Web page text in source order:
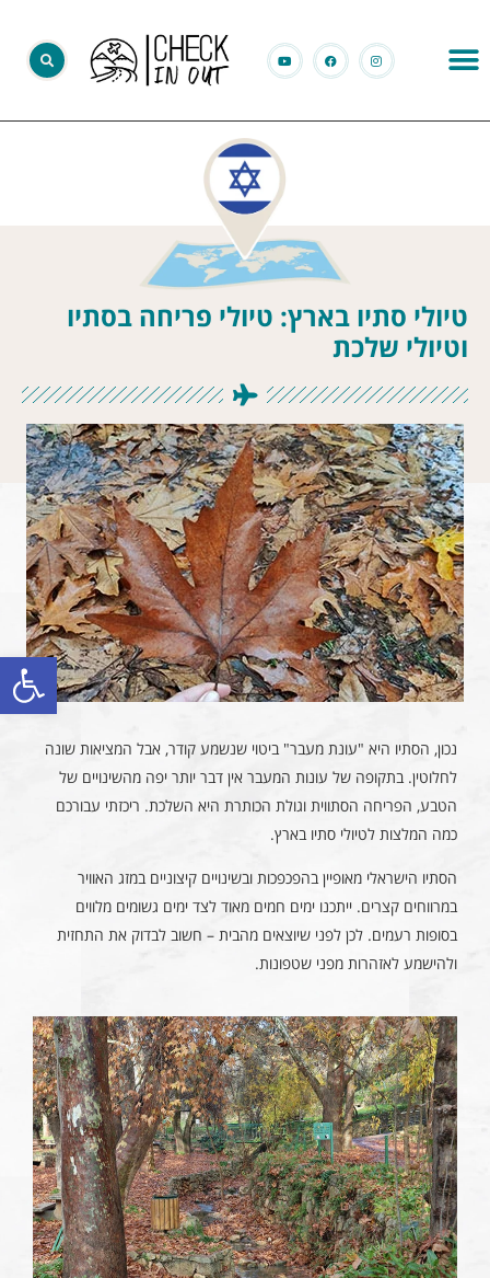
פתח
טיולי סתיו בארץ: טיולי פריחה בסתיו
וטיולי שלכת
נכון, הסתיו היא "עונת מעבר" ביטוי שנשמע קודר, אבל המציאות שונה
לחלוטין. בתקופה של עונות המעבר אין דבר יותר יפה מהשינויים של
הטבע, הפריחה הסתווית וגולת הכותרת היא השלכת. ריכזתי עבורכם
כמה המלצות לטיולי סתיו בארץ.
הסתיו הישראלי מאופיין בהפכפכות ובשינויים קיצוניים במזג האוויר
במרווחים קצרים. ייתכנו ימים חמים מאוד לצד ימים גשומים מלווים
בסופות רעמים. לכן לפני שיוצאים מהבית – חשוב לבדוק את התחזית
ולהישמע לאזהרות מפני שטפונות.